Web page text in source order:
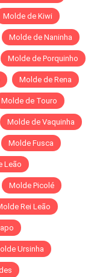
Molde de Kiwi
Molde de Naninha
Molde de Porquinho
Molde de Rena
Molde de Touro
Molde de Vaquinha
Molde Fusca
Leão
Molde Picolé
Rei Leão
Ursinha